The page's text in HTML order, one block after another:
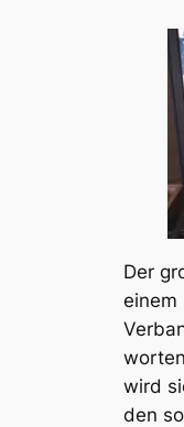
Der
einem
wird
den